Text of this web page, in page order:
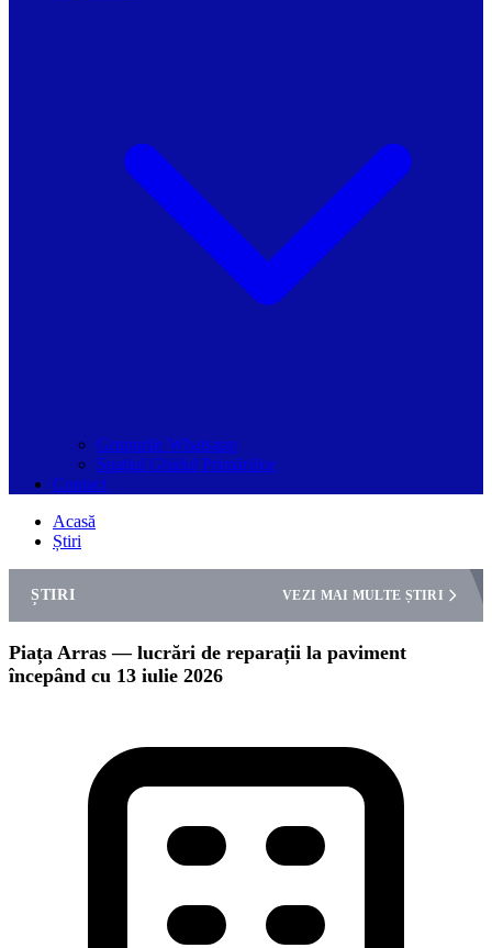
Grupurile Whatsapp
Spațiul Ghidul Primăriilor
Contact
Acasă
Știri
ȘTIRI VEZI MAI MULTE ȘTIRI
Piața Arras — lucrări de reparații la paviment
începând cu 13 iulie 2026